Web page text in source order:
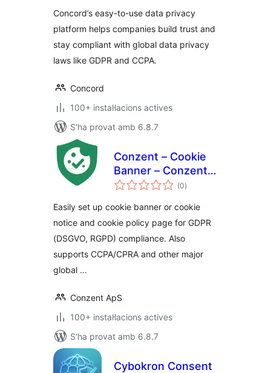
GDPR/CCPA
Compliance
Concord’s easy-to-use data privacy
platform helps companies build trust and
stay compliant with global data privacy
laws like GDPR and CCPA.
Concord
100+ instal·lacions actives
S'ha provat amb 6.8.7
Conzent – Cookie
Banner – Conzent
CMP – Google CMP
(0puntuacions
totals
)
Easily set up cookie banner or cookie
notice and cookie policy page for GDPR
(DSGVO, RGPD) compliance. Also
supports CCPA/CPRA and other major
global …
Conzent ApS
100+ instal·lacions actives
S'ha provat amb 6.8.7
Cybokron Consent